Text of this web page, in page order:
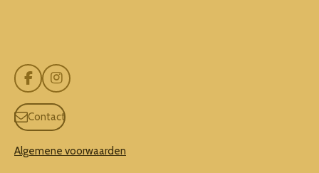
F
a
c
e
b
o
o
I
n
s
t
a
g
Contact
Algemene voorwaarden